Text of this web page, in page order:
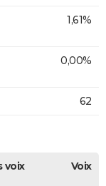
1,61%
0,00%
62
voix Voix